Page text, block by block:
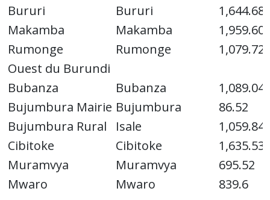
Bururi
Bururi
1,644.68
Makamba
Makamba
1,959.60
Rumonge
Rumonge
1,079.72
Ouest du Burundi
Bubanza
Bubanza
1,089.04
Bujumbura Mairie Bujumbura
86.52
Bujumbura Rural
Isale
1,059.84
Cibitoke
Cibitoke
1,635.53
Muramvya
Muramvya
695.52
Mwaro
Mwaro 839.6